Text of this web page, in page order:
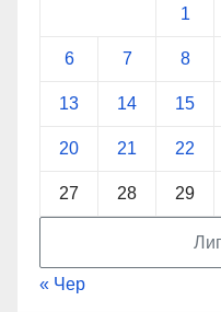
1
6 7 8
13 14 15
20 21 22
27 28 29
« Чер